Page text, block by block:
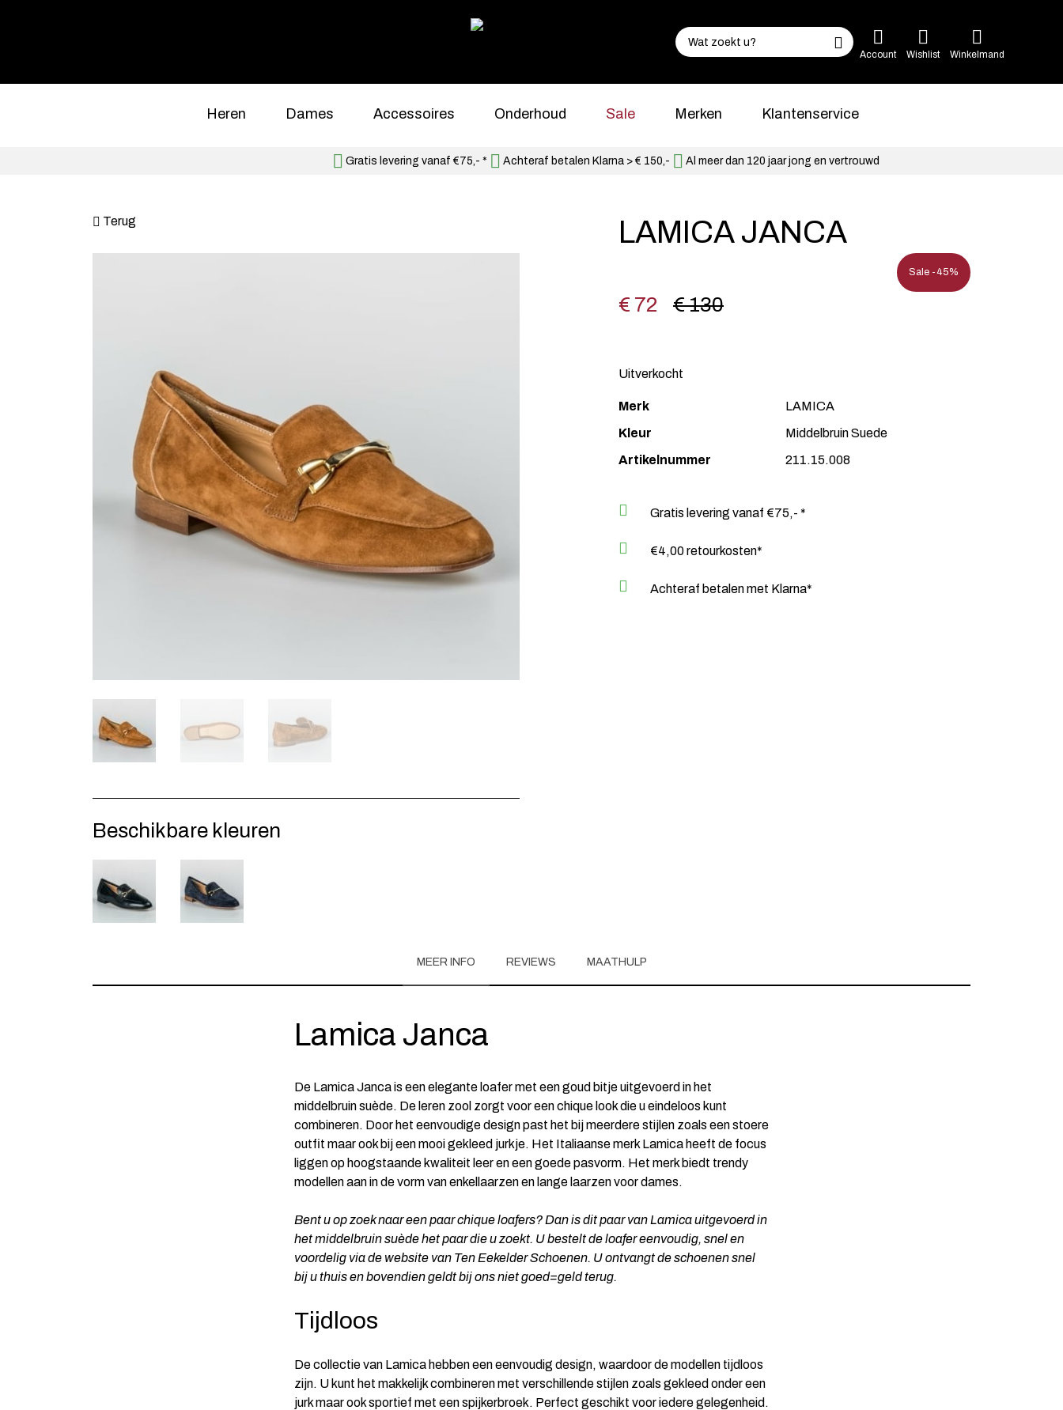
Account Wishlist Winkelmand
Heren Dames Accessoires Onderhoud Sale Merken Klantenservice
Gratis levering vanaf €75,- * Achteraf betalen Klarna > € 150,- Al meer dan 120 jaar jong en vertrouwd
Terug LAMICA JANCA
Beschikbare kleuren
Sale -45%
€ 130
€ 72
Uitverkocht
Merk
LAMICA
Kleur
Middelbruin Suede
Artikelnummer
211.15.008
Gratis levering vanaf €75,- *
€4,00 retourkosten*
Achteraf betalen met Klarna*
MEER INFO REVIEWS MAATHULP
Lamica Janca
De Lamica Janca is een elegante loafer met een goud bitje uitgevoerd in het
middelbruin suède. De leren zool zorgt voor een chique look die u eindeloos kunt
combineren. Door het eenvoudige design past het bij meerdere stijlen zoals een stoere
outfit maar ook bij een mooi gekleed jurkje. Het Italiaanse merk Lamica heeft de focus
liggen op hoogstaande kwaliteit leer en een goede pasvorm. Het merk biedt trendy
modellen aan in de vorm van enkellaarzen en lange laarzen voor dames.
Bent u op zoek naar een paar chique loafers? Dan is dit paar van Lamica uitgevoerd in
het middelbruin suède het paar die u zoekt. U bestelt de loafer eenvoudig, snel en
voordelig via de website van Ten Eekelder Schoenen. U ontvangt de schoenen snel
bij u thuis en bovendien geldt bij ons niet goed=geld terug.
Tijdloos
De collectie van Lamica hebben een eenvoudig design, waardoor de modellen tijdloos
zijn. U kunt het makkelijk combineren met verschillende stijlen zoals gekleed onder een
jurk maar ook sportief met een spijkerbroek. Perfect geschikt voor iedere gelegenheid.